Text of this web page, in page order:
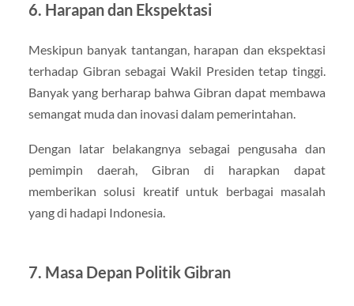
6. Harapan dan Ekspektasi
Meskipun banyak tantangan, harapan dan ekspektasi
terhadap Gibran sebagai Wakil Presiden tetap tinggi.
Banyak yang berharap bahwa Gibran dapat membawa
semangat muda dan inovasi dalam pemerintahan.
Dengan latar belakangnya sebagai pengusaha dan
pemimpin daerah, Gibran di harapkan dapat
memberikan solusi kreatif untuk berbagai masalah
yang di hadapi Indonesia.
7. Masa Depan Politik Gibran